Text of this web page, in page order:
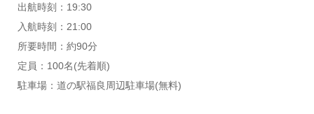
出航時刻：19:30
入航時刻：21:00
所要時間：約90分
定員：100名(先着順)
駐車場：道の駅福良周辺駐車場(無料)